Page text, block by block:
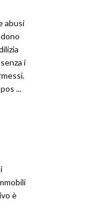
abusi
i
...
è